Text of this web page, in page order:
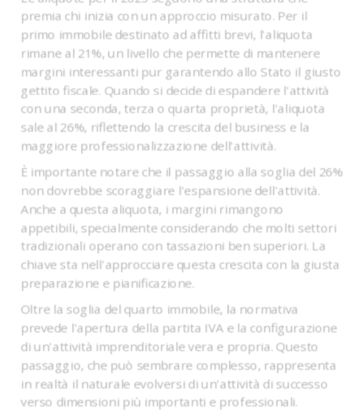
premia chi inizia con un approccio misurato. Per il
primo immobile destinato ad affitti brevi, l'aliquota
rimane al 21%, un livello che permette di mantenere
margini interessanti pur garantendo allo Stato il giusto
gettito fiscale. Quando si decide di espandere l'attività
con una seconda, terza o quarta proprietà, l'aliquota
sale al 26%, riflettendo la crescita del business e la
maggiore professionalizzazione dell'attività.
È importante notare che il passaggio alla soglia del 26%
non dovrebbe scoraggiare l'espansione dell'attività.
Anche a questa aliquota, i margini rimangono
appetibili, specialmente considerando che molti settori
tradizionali operano con tassazioni ben superiori. La
chiave sta nell'approcciare questa crescita con la giusta
preparazione e pianificazione.
Oltre la soglia del quarto immobile, la normativa
prevede l'apertura della partita IVA e la configurazione
di un'attività imprenditoriale vera e propria. Questo
passaggio, che può sembrare complesso, rappresenta
in realtà il naturale evolversi di un'attività di successo
verso dimensioni più importanti e professionali.